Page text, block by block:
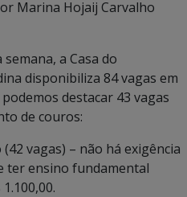
Marina Hojaij Carvalho
semana, a Casa do
disponibiliza 84 vagas em
destacar 43 vagas
de couros:
vagas) – não há exigência
ter ensino fundamental